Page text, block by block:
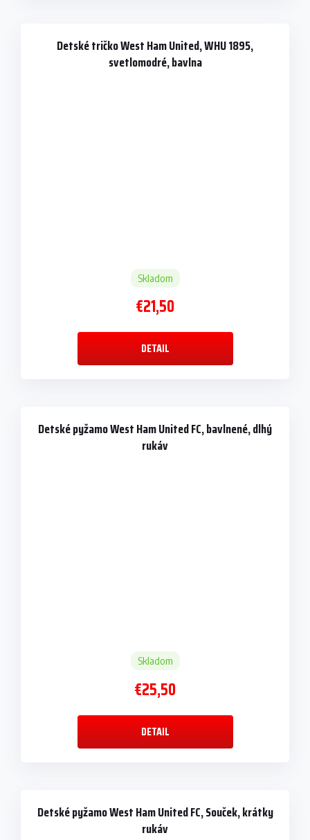
Detské tričko West Ham United, WHU 1895,
svetlomodré, bavlna
Skladom
€21,50
DETAIL
Detské pyžamo West Ham United FC, bavlnené, dlhý
rukáv
Skladom
€25,50
DETAIL
Detské pyžamo West Ham United FC, Souček, krátky
rukáv